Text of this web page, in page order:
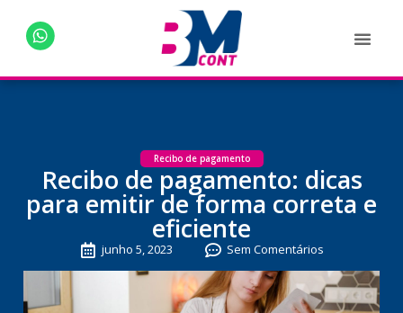
Recibo de pagamento
Recibo de pagamento: dicas
para emitir de forma correta e
eficiente
junho 5, 2023 Sem Comentários